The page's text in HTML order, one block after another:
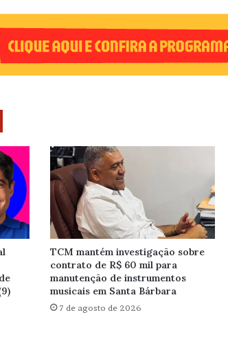
TCM mantém investigação sobre
contrato de R$ 60 mil para
manutenção de instrumentos
musicais em Santa Bárbara
7 de agosto de 2026